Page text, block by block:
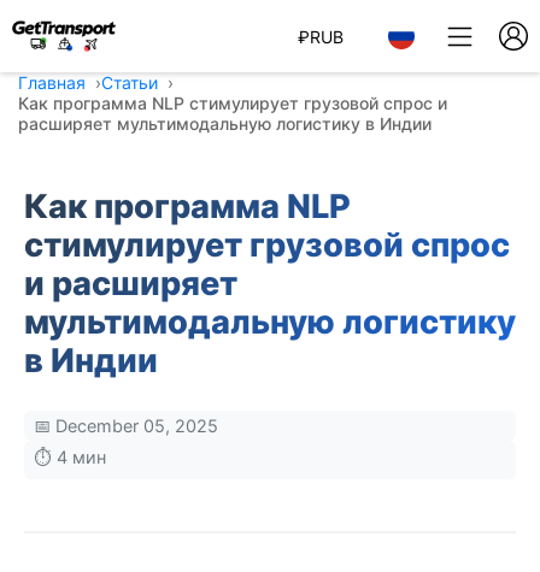
₽RUB
Главная
Статьи
Как программа NLP стимулирует грузовой спрос и
расширяет мультимодальную логистику в Индии
Как программа NLP
стимулирует грузовой спрос
и расширяет
мультимодальную логистику
в Индии
📅 December 05, 2025
⏱️ 4 мин